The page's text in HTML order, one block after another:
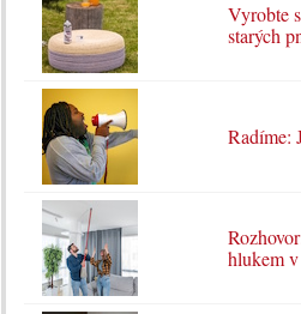
Vyrobte
starých
Radíme:
hlukem